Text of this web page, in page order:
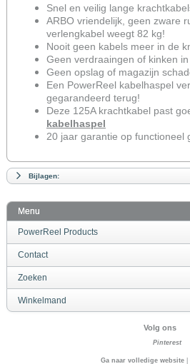
Snel en veilig lange
ARBO vriendelijk, geen zware
verlengkabel weegt 82 kg!
Nooit geen kabels meer in de
Geen verdraaingen of kinken
Geen opslag of magazijn
Een PowerReel kabelhaspel
gegarandeerd terug!
Deze 125A krachtkabel past
kabelhaspel
20 jaar garantie op functioneel
Bijlagen:
Menu
PowerReel Products
Contact
Zoeken
Winkelmand
Volg ons
Pinterest
Ga naar volledige website